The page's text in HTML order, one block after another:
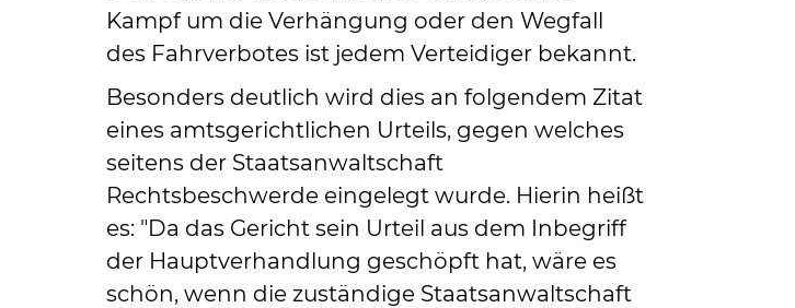
Kampf um die Verhängung oder den Wegfall
des Fahrverbotes ist jedem Verteidiger bekannt.
Besonders deutlich wird dies an folgendem Zitat
eines amtsgerichtlichen Urteils, gegen welches
seitens der Staatsanwaltschaft
Rechtsbeschwerde eingelegt wurde. Hierin heißt
es: "Da das Gericht sein Urteil aus dem Inbegriff
der Hauptverhandlung geschöpft hat, wäre es
schön, wenn die zuständige Staatsanwaltschaft